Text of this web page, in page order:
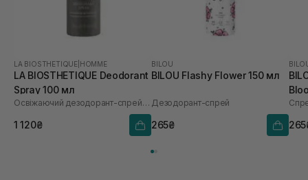
LA BIOSTHETIQUE HOMME
LA BIOSTHETIQUE Deodorant
Spray 100 мл
Освіжаючий дезодорант-спрей тривалої дії
1 120₴
BILOU
BILOU Flashy Flower 150 мл
Дезодорант-спрей
265₴